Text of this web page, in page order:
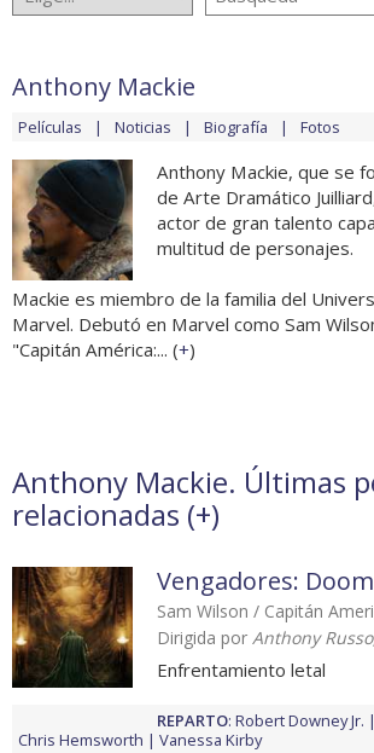
Anthony Mackie
Películas Noticias Biografía Fotos
Anthony Mackie, que se
de Arte Dramático
actor de gran talento
multitud de personajes.
Mackie es miembro de la familia del
Marvel. Debutó en Marvel como Sam
"Capitán América:... (+)
Anthony Mackie. Últimas
relacionadas (+)
Vengadores:
Sam Wilson / Capitán
Dirigida por Anthony
Enfrentamiento letal
REPARTO: Robert Downey Jr.
Chris Hemsworth
Vanessa Kirby